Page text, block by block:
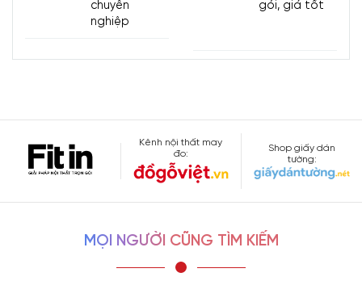
chuyên
nghiệp
gói, giá tốt
Kênh nội thất may
đo:
Shop giấy dán
tường:
MỌI NGƯỜI CŨNG TÌM KIẾM